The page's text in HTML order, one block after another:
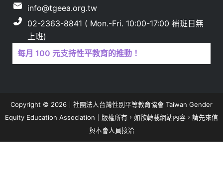
info@tgeea.org.tw
02-2363-8841 ( Mon.-Fri. 10:00-17:00 補班日無
上班)
每月 100 元支持性平教育的推動！
Copyright © 2026｜社團法人台灣性別平等教育協會 Taiwan Gender
Equity Education Association｜版權所有，如欲轉載網站內容，請先來信
與本會人員接洽